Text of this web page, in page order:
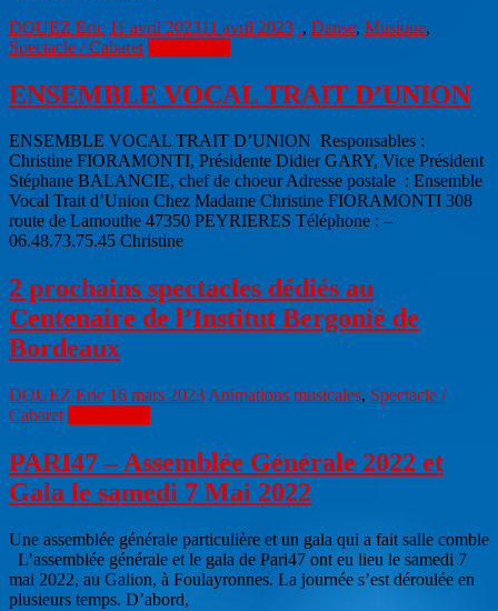
DOUEZ Eric 11 avril 202311 avril 2023 ., Danse, Musique,
Spectacle / Cabaret
ENSEMBLE VOCAL TRAIT D’UNION
ENSEMBLE VOCAL TRAIT D’UNION Responsables :
Christine FIORAMONTI, Présidente Didier GARY, Vice Président
Stéphane BALANCIE, chef de choeur Adresse postale : Ensemble
Vocal Trait d’Union Chez Madame Christine FIORAMONTI 308
route de Lamouthe 47350 PEYRIERES Téléphone : –
06.48.73.75.45 Christine
2 prochains spectacles dédiés au
Centenaire de l’Institut Bergonié de
Bordeaux
DOUEZ Eric 16 mars 2023 Animations musicales, Spectacle /
Cabaret
PARI47 – Assemblée Générale 2022 et
Gala le samedi 7 Mai 2022
Une assemblée générale particulière et un gala qui a fait salle comble
L’assemblée générale et le gala de Pari47 ont eu lieu le samedi 7
mai 2022, au Galion, à Foulayronnes. La journée s’est déroulée en
plusieurs temps. D’abord,